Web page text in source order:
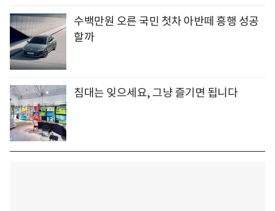
수백만원 오른 국민 첫차 아반떼 흥행 성공
할까
침대는 잊으세요, 그냥 즐기면 됩니다